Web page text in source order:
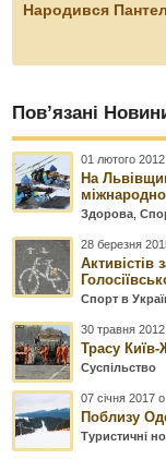
Народився
Пов’язані
01 лютого
На
Здорова,
28 березня
Спорт в
30 травня
Трасу
Суспільство
07 січня 2017
Поблизу
Туристичні